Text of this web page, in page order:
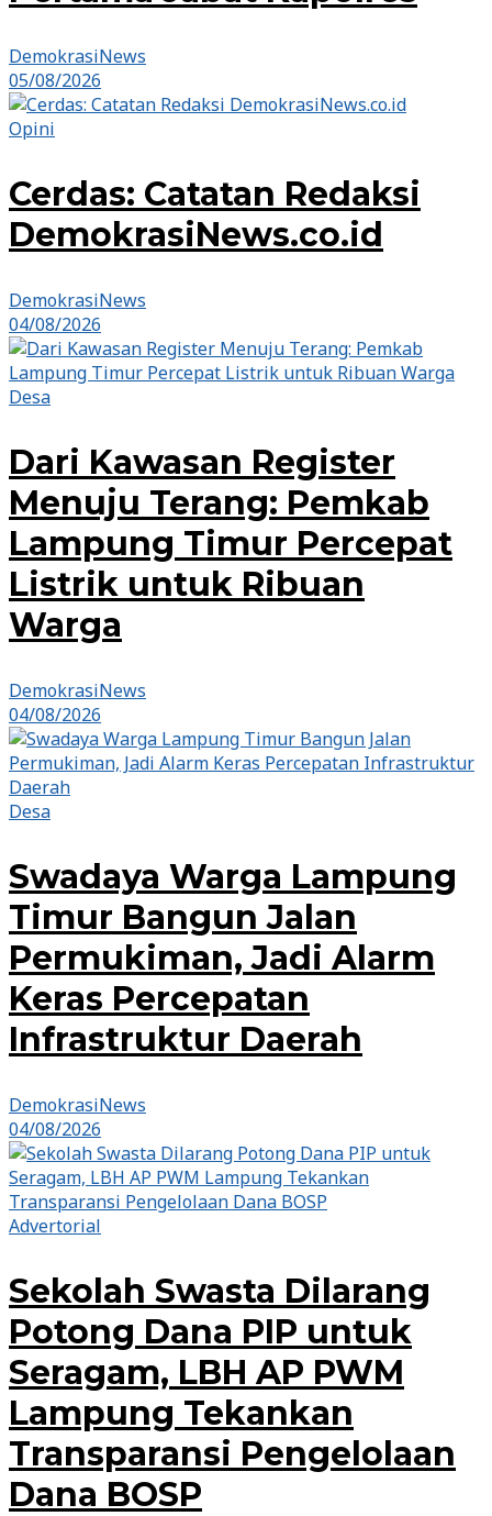
DemokrasiNews
05/08/2026
Opini
Cerdas: Catatan Redaksi
DemokrasiNews.co.id
DemokrasiNews
04/08/2026
Desa
Dari Kawasan Register
Menuju Terang: Pemkab
Lampung Timur Percepat
Listrik untuk Ribuan
Warga
DemokrasiNews
04/08/2026
Desa
Swadaya Warga Lampung
Timur Bangun Jalan
Permukiman, Jadi Alarm
Keras Percepatan
Infrastruktur Daerah
DemokrasiNews
04/08/2026
Advertorial
Sekolah Swasta Dilarang
Potong Dana PIP untuk
Seragam, LBH AP PWM
Lampung Tekankan
Transparansi Pengelolaan
Dana BOSP